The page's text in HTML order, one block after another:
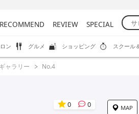
RECOMMEND REVIEW SPECIAL
ン グルメ ショッピング スクール
ギャラリー No.4
0 0 MAP